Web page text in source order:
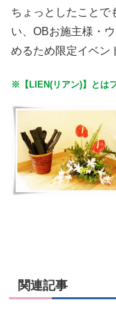
ちょっとしたことで
い、OBお施主様・
めるため限定イベン
※【LIEN(リアン)】とは
関連記事